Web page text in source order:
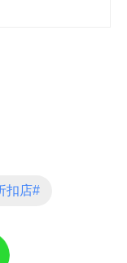
扣店#